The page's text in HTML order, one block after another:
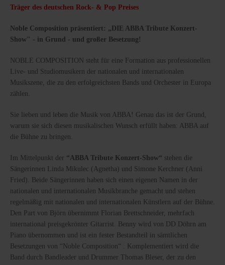
Träger des deutschen Rock- & Pop Preises
Noble Composition präsentiert: „DIE ABBA Tribute Konzert-
Show" - in Grund - und großer Besetzung!
NOBLE COMPOSITION steht für eine Formation aus professionellen
Live- und Studiomusikern der nationalen und internationalen
Musikszene, die zu den erfolgreichsten Bands und Orchester in Europa
zählen.
Sie lieben und leben die Musik von ABBA! Genau das ist der Grund,
warum sie sich diesen musikalischen Wunsch erfüllt haben: ABBA auf
die Bühne zu bringen.
Im Mittelpunkt der “ABBA Tribute Konzert-Show“ stehen die
Sängerinnen Linda Mikulec (Agnetha) und Simone Kerchner (Anni
Fried). Beide Sängerinnen haben sich einen eigenen Namen in der
nationalen und internationalen Musikbranche gemacht und stehen
regelmäßig mit nationalen und internationalen Künstlern auf der Bühne.
Den Part von Björn übernimmt Florian Brettschneider, mehrfach
international preisgekrönter Gitarrist. Benny wird von DD Döhrn am
Piano übernommen und ist ein fester Bestandteil in sämtlichen
Besetzungen von “Noble Composition“ . Komplementiert wird die
Band durch Bandleader und Drummer Thomas Bleser, der zu den